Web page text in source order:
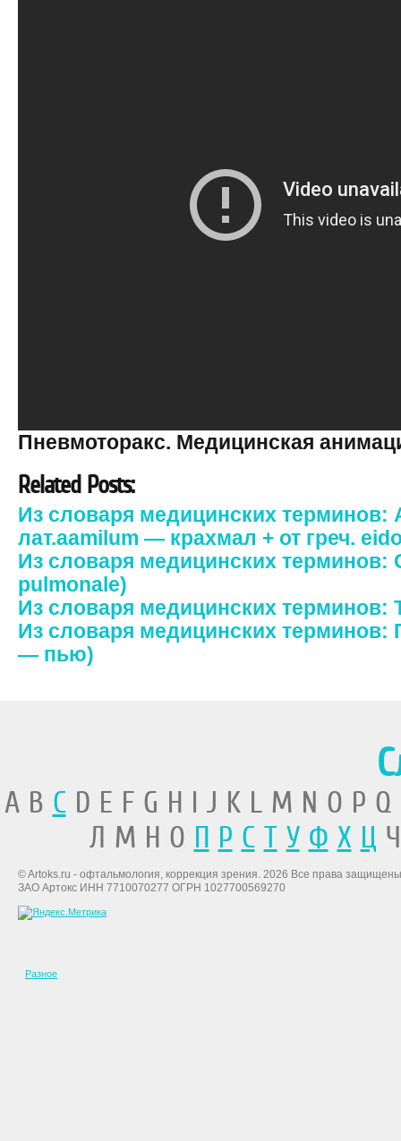
Пневмоторакс. Медицинская
Related Posts:
Из словаря медицинских терминов:
лат.аamilum — крахмал + от греч.
Из словаря медицинских терминов:
pulmonale)
Из словаря медицинских терминов:
Из словаря медицинских терминов:
— пью)
A B CD E F G H I J K L M N O P
Л М Н О П Р С Т У Ф Х Ц
© Artoks.ru - офтальмология, коррекция зрения. 2026 Все права
ЗАО Артокс ИНН 7710070277 ОГРН 1027700569270
Разное